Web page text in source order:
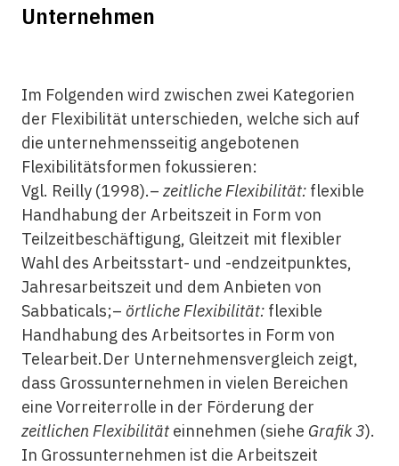
Unternehmen
Im Folgenden wird zwischen zwei Kategorien
der Flexibilität unterschieden, welche sich auf
die unternehmensseitig angebotenen
Flexibilitätsformen fokussieren:
Vgl. Reilly (1998).– zeitliche Flexibilität:flexible
Handhabung der Arbeitszeit in Form von
Teilzeitbeschäftigung, Gleitzeit mit flexibler
Wahl des Arbeitsstart- und -endzeitpunktes,
Jahresarbeitszeit und dem Anbieten von
Sabbaticals;– örtliche Flexibilität:flexible
Handhabung des Arbeitsortes in Form von
Telearbeit.Der Unternehmensvergleich zeigt,
dass Grossunternehmen in vielen Bereichen
eine Vorreiterrolle in der Förderung der
zeitlichen Flexibilitäteinnehmen (siehe Grafik 3).
In Grossunternehmen ist die Arbeitszeit